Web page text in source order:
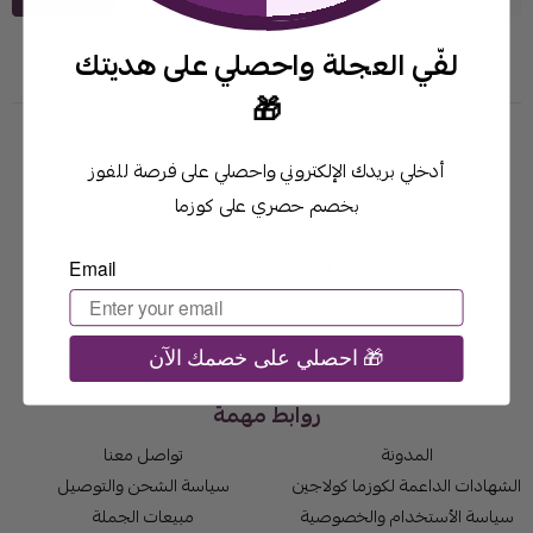
وجهتكم الأولى لمنتجات التجميل والعناية بالبشرة في
روابط مهمة
المدونة
الشهادات الداعمة لكوزما كولاجين
سياسة الأستخدام والخصوصية
تواصل معنا
سياسة الشحن والتوصيل
مبيعات الجملة
لفّي العجلة واحصلي على هديتك
🎁
أدخلي بريدك الإلكتروني واحصلي على فرصة للفوز
بخصم حصري على كوزما
Email
احصلي على خصمك الآن 🎁